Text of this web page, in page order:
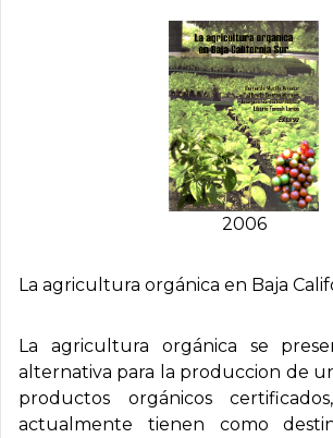
2006
La agricultura orgánica en Baja
La agricultura orgánica se
alternativa para la produccion de
productos orgánicos
actualmente tienen como